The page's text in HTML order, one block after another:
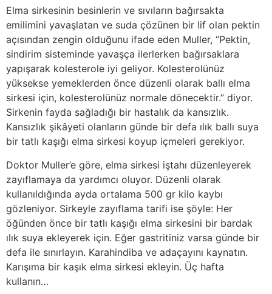
Elma sirkesinin besinlerin ve sıvıların bağırsakta
emilimini yavaşlatan ve suda çözünen bir lif olan pektin
açısından zengin olduğunu ifade eden Muller, “Pektin,
sindirim sisteminde yavaşça ilerlerken bağırsaklara
yapışarak kolesterole iyi geliyor. Kolesterolünüz
yüksekse yemeklerden önce düzenli olarak ballı elma
sirkesi için, kolesterolünüz normale dönecektir.” diyor.
Sirkenin fayda sağladığı bir hastalık da kansızlık.
Kansızlık şikâyeti olanların günde bir defa ılık ballı suya
bir tatlı kaşığı elma sirkesi koyup içmeleri gerekiyor.
Doktor Muller’e göre, elma sirkesi iştahı düzenleyerek
zayıflamaya da yardımcı oluyor. Düzenli olarak
kullanıldığında ayda ortalama 500 gr kilo kaybı
gözleniyor. Sirkeyle zayıflama tarifi ise şöyle: Her
öğünden önce bir tatlı kaşığı elma sirkesini bir bardak
ılık suya ekleyerek için. Eğer gastritiniz varsa günde bir
defa ile sınırlayın. Karahindiba ve adaçayını kaynatın.
Karışıma bir kaşık elma sirkesi ekleyin. Üç hafta
kullanın…